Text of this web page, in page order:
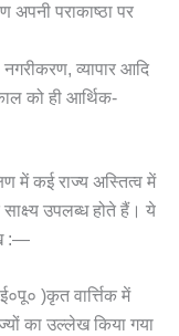
पराकाष्ठा पर
व्यापार आदि
को ही आर्थिक-
में कई राज्य अस्तित्व में
उपलब्ध होते हैं। ये
:—
)कृत वार्त्तिक में
का उल्लेख किया गया